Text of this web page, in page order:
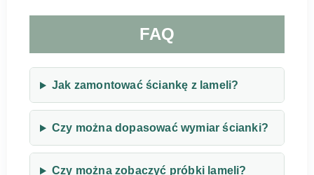
FAQ
Jak zamontować ściankę z lameli?
Czy można dopasować wymiar ścianki?
Czy można zobaczyć próbki lameli?